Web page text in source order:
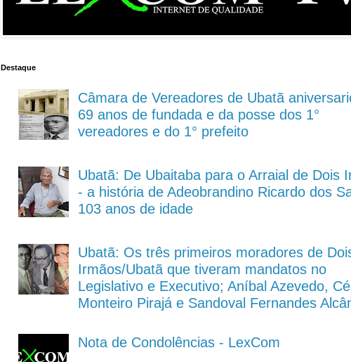
Destaque
Câmara de Vereadores de Ubatã
69 anos de fundada e da posse dos 1°
vereadores e do 1° prefeito
Ubatã: De Ubaitaba para o Arraial de Dois
- a história de Adeobrandino Ricardo dos
103 anos de idade
Ubatã: Os três primeiros moradores de
Irmãos/Ubatã que tiveram mandatos no
Legislativo e Executivo; Aníbal Azevedo,
Monteiro Pirajá e Sandoval Fernandes
Nota de Condolências - LexCom